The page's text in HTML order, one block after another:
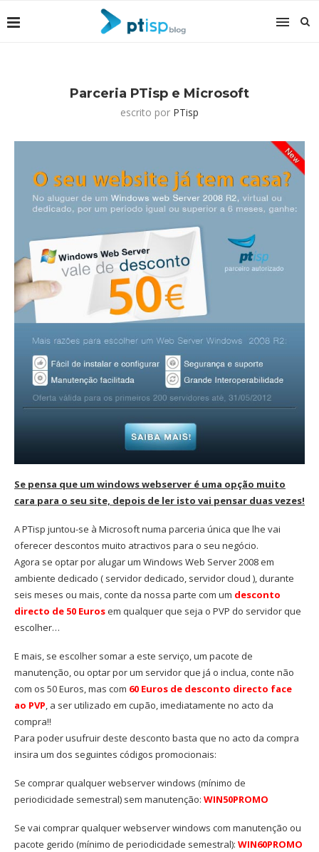
Parceria PTisp e Microsoft
escrito por PTisp
Se pensa que um windows webserver é uma opção muito
cara para o seu site, depois de ler isto vai pensar duas vezes!
A PTisp juntou-se à Microsoft numa parceria única que lhe vai
oferecer descontos muito atractivos para o seu negócio.
Agora se optar por alugar um Windows Web Server 2008 em
ambiente dedicado ( servidor dedicado, servidor cloud ), durante
seis meses ou mais, conte da nossa parte com um desconto
directo de 50 Eurosem qualquer que seja o PVP do servidor que
escolher…
E mais, se escolher somar a este serviço, um pacote de
manutenção, ou optar por um servidor que já o inclua, conte não
com os 50 Euros, mas com 60 Euros de desconto directo face
ao PVP, a ser utilizado em cupão, imediatamente no acto da
compra!!
Para poder usufruir deste desconto basta que no acto da compra
insira um dos seguintes códigos promocionais:
Se comprar qualquer webserver windows (mínimo de
periodicidade semestral) sem manutenção: WIN50PROMO
Se vai comprar qualquer webserver windows com manutenção ou
pacote gerido (mínimo de periodicidade semestral): WIN60PROMO